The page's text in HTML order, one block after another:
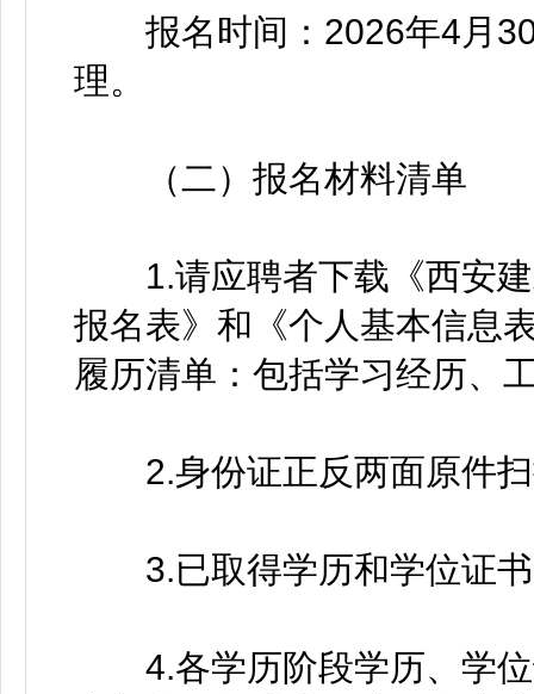
报名时间：2026年4月30
理。
（二）报名材料清单
1.请应聘者下载《西安建
报名表》和《个人基本信息
履历清单：包括学习经历、
2.身份证正反两面原件扫
3.已取得学历和学位证书
4.各学历阶段学历、学位